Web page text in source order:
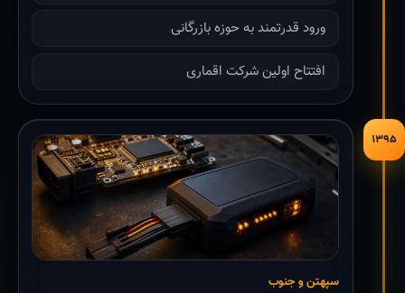
ورود قدرتمند به حوزه بازرگانی
افتتاح اولین شرکت اقماری
۱۳۹۵
سپهتن و جنوب